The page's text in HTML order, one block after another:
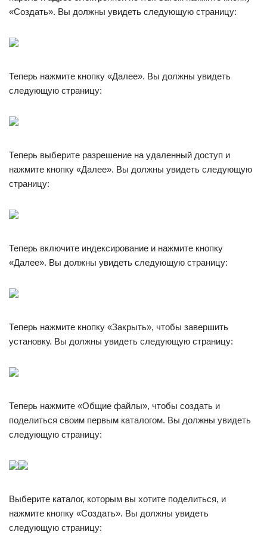
«Создать». Вы должны увидеть следующую страницу:
Теперь нажмите кнопку «Далее». Вы должны увидеть
следующую страницу:
Теперь выберите разрешение на удаленный доступ и
нажмите кнопку «Далее». Вы должны увидеть следующую
страницу:
Теперь включите индексирование и нажмите кнопку
«Далее». Вы должны увидеть следующую страницу:
Теперь нажмите кнопку «Закрыть», чтобы завершить
установку. Вы должны увидеть следующую страницу:
Теперь нажмите «Общие файлы», чтобы создать и
поделиться своим первым каталогом. Вы должны увидеть
следующую страницу:
Выберите каталог, которым вы хотите поделиться, и
нажмите кнопку «Создать». Вы должны увидеть
следующую страницу: